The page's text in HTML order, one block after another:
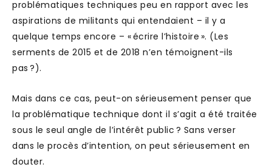
problématiques techniques peu en rapport avec les
aspirations de militants qui entendaient – il y a
quelque temps encore – « écrire l’histoire ». (Les
serments de 2015 et de 2018 n’en témoignent-ils
pas ?).
Mais dans ce cas, peut-on sérieusement penser que
la problématique technique dont il s’agit a été traitée
sous le seul angle de l’intérêt public ? Sans verser
dans le procès d’intention, on peut sérieusement en
douter.